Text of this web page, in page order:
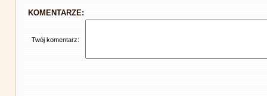
KOMENTARZE:
Twój komentarz: